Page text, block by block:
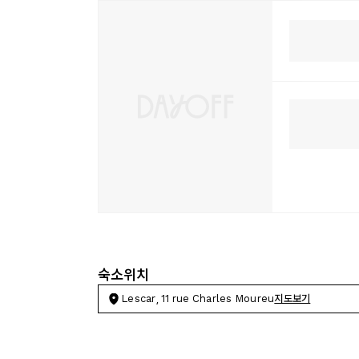
숙소위치
Lescar, 11 rue Charles Moureu지도보기